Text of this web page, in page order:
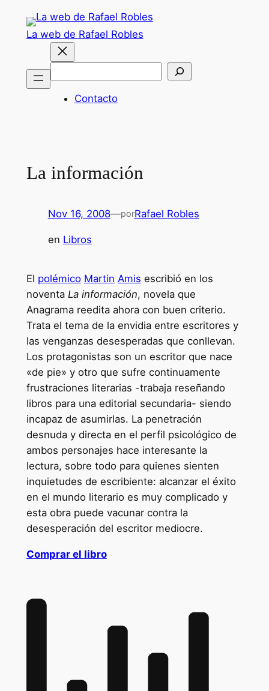
contenido
La web de Rafael Robles
Buscar
Contacto
La información
Nov 16, 2008—porRafael Robles
en Libros
El polémico Martin Amis escribió en los
noventa La información, novela que
Anagrama reedita ahora con buen criterio.
Trata el tema de la envidia entre escritores y
las venganzas desesperadas que conllevan.
Los protagonistas son un escritor que nace
«de pie» y otro que sufre continuamente
frustraciones literarias -trabaja reseñando
libros para una editorial secundaria- siendo
incapaz de asumirlas. La penetración
desnuda y directa en el perfil psicológico de
ambos personajes hace interesante la
lectura, sobre todo para quienes sienten
inquietudes de escribiente: alcanzar el éxito
en el mundo literario es muy complicado y
esta obra puede vacunar contra la
desesperación del escritor mediocre.
Comprar el libro